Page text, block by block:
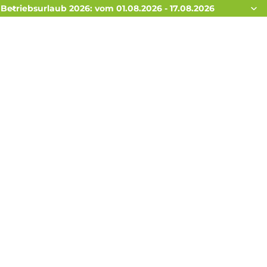
Betriebsurlaub 2026: vom 01.08.2026 - 17.08.2026